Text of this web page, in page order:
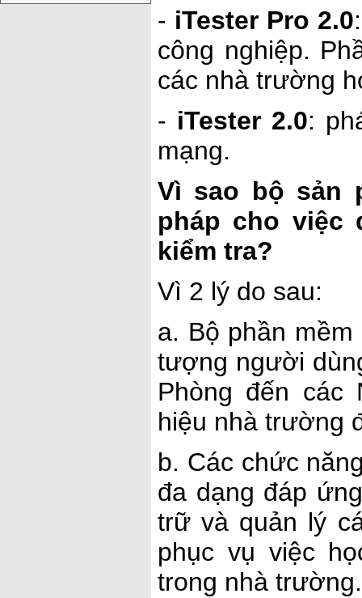
- iTester Pro 2.0
công nghiệp.
các nhà trường
- iTester 2.0:
mạng.
Vì sao bộ sản
pháp cho việc
kiểm tra?
Vì 2 lý do sau:
a. Bộ phần
tượng người
Phòng đến các
hiệu nhà trường
b. Các chức
đa dạng đáp
trữ và quản lý
phục vụ việc
trong nhà trường.